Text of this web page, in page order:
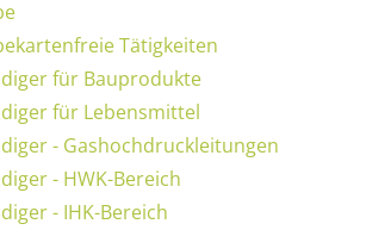
Tätigkeiten
für Bauprodukte
für Lebensmittel
- Gashochdruckleitungen
- HWK-Bereich
- IHK-Bereich